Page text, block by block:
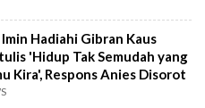
Imin Hadiahi Gibran Kaus
'Hidup Tak Semudah yang
Kira', Respons Anies Disorot